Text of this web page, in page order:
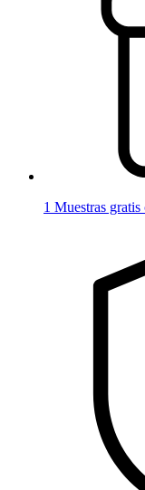
1 Muestras